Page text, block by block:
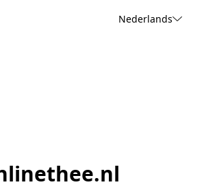
Nederlands